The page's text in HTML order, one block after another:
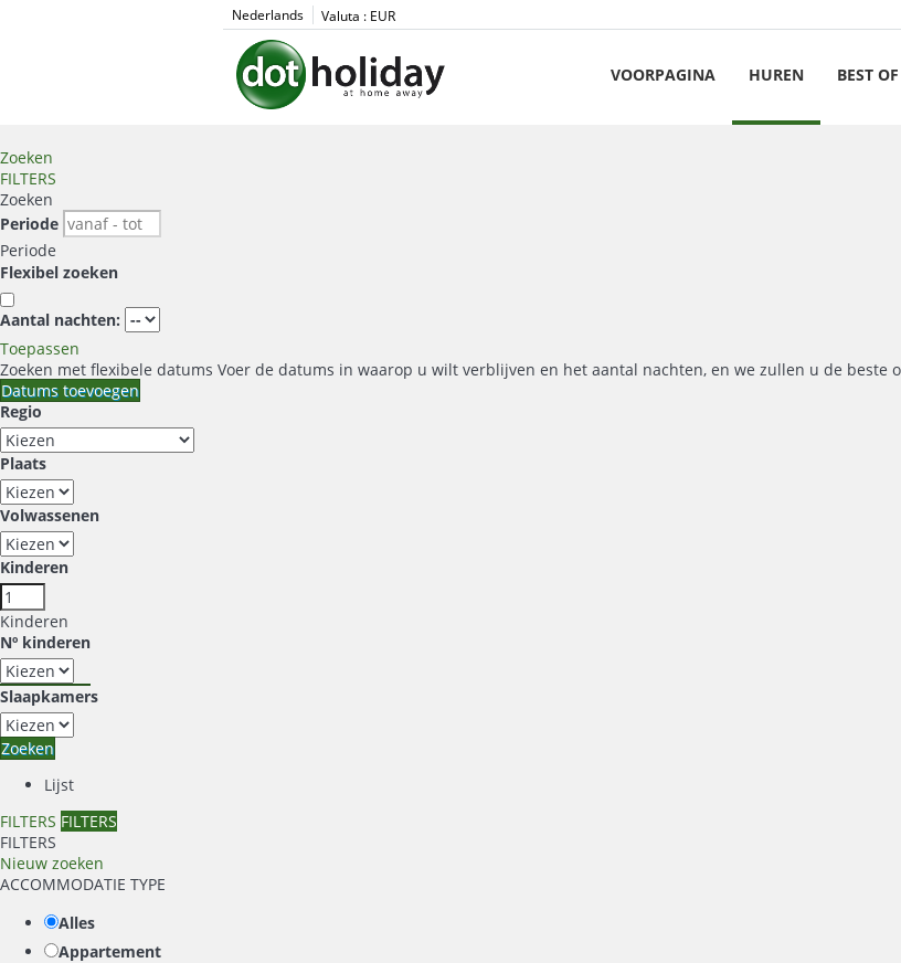
Nederlands Valuta : EUR
VOORPAGINA HUREN BEST
Zoeken
FILTERS
Zoeken
Periode
Periode
Flexibel zoeken
Aantal nachten:
Toepassen
Zoeken met flexibele datums Voer de datums in waarop u wilt verblijven en het aantal nachten, en we zullen u de beste
Datums toevoegen
Regio
Plaats
Volwassenen
Kinderen
Kinderen
Nº kinderen
Slaapkamers
Zoeken
Lijst
FILTERS FILTERS
FILTERS
Nieuw zoeken
ACCOMMODATIE TYPE
Alles
Appartement